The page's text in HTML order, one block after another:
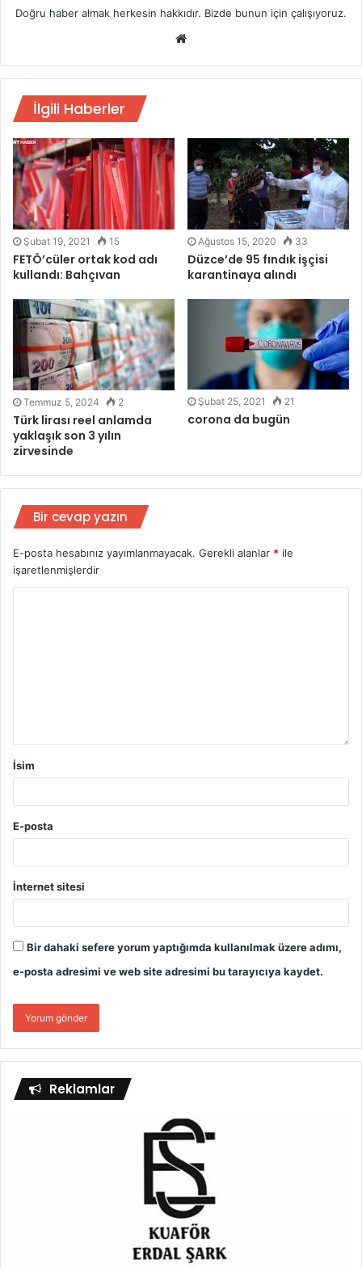
Doğru haber almak herkesin hakkıdır. Bizde bunun için çalışıyoruz.
Web
İlgili Haberler
Şubat 19, 2021 15
FETÖ’cüler ortak kod adı
kullandı: Bahçıvan
Ağustos 15, 2020 33
Düzce’de 95 fındık işçisi
karantinaya alındı
Temmuz 5, 2024 2
Türk lirası reel anlamda
yaklaşık son 3 yılın
zirvesinde
Şubat 25, 2021 21
corona da bugün
Bir cevap yazın
E-posta hesabınız yayımlanmayacak. Gerekli alanlar * ile
işaretlenmişlerdir
İsim
E-posta
İnternet sitesi
Bir dahaki sefere yorum yaptığımda kullanılmak üzere adımı,
e-posta adresimi ve web site adresimi bu tarayıcıya kaydet.
Reklamlar